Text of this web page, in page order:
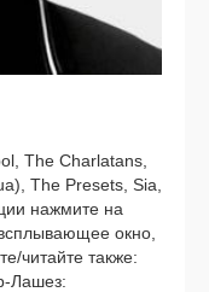
The Charlatans,
The Presets, Sia,
нажми­те на
окно,
читайте так­же:
Лашез: